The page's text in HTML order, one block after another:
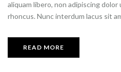
aliquam libero, non adipiscing dolor
rhoncus. Nunc interdum lacus sit
READ MORE